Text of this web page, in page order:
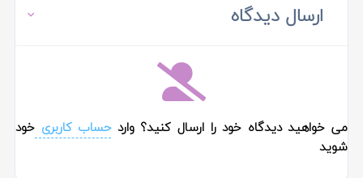
ارسال دیدگاه
می خواهید دیدگاه خود را ارسال کنید؟ واردحساب کاربریخود
شوید